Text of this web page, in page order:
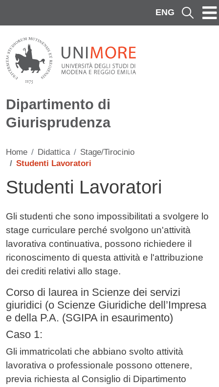
ENG Cerca
Dipartimento di
Giurisprudenza
Home Didattica
Stage/Tirocinio
Studenti Lavoratori
Studenti Lavoratori
Contenuto
Gli studenti che sono impossibilitati a svolgere lo
stage curriculare perché svolgono un'attività
lavorativa continuativa, possono richiedere il
riconoscimento di questa attività e l'attribuzione
dei crediti relativi allo stage.
Corso di laurea in Scienze dei servizi
giuridici (o Scienze Giuridiche dell’Impresa
e della P.A. (SGIPA in esaurimento)
Caso 1:
Gli immatricolati che abbiano svolto attività
lavorativa o professionale possono ottenere,
previa richiesta al Consiglio di Dipartimento